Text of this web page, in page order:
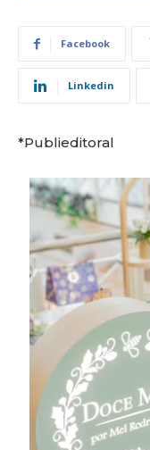
Facebook
Linkedin
*Publieditoral